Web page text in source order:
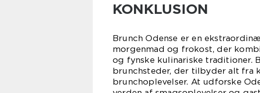
KONKLUSION
Brunch Odense er en
morgenmad og frokost, der
og fynske kulinariske traditioner.
brunchsteder, der tilbyder alt fra
brunchoplevelser. At udforske